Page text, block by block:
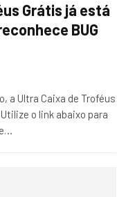
Grátis já está
BUG
a Ultra Caixa de Troféus
o link abaixo para